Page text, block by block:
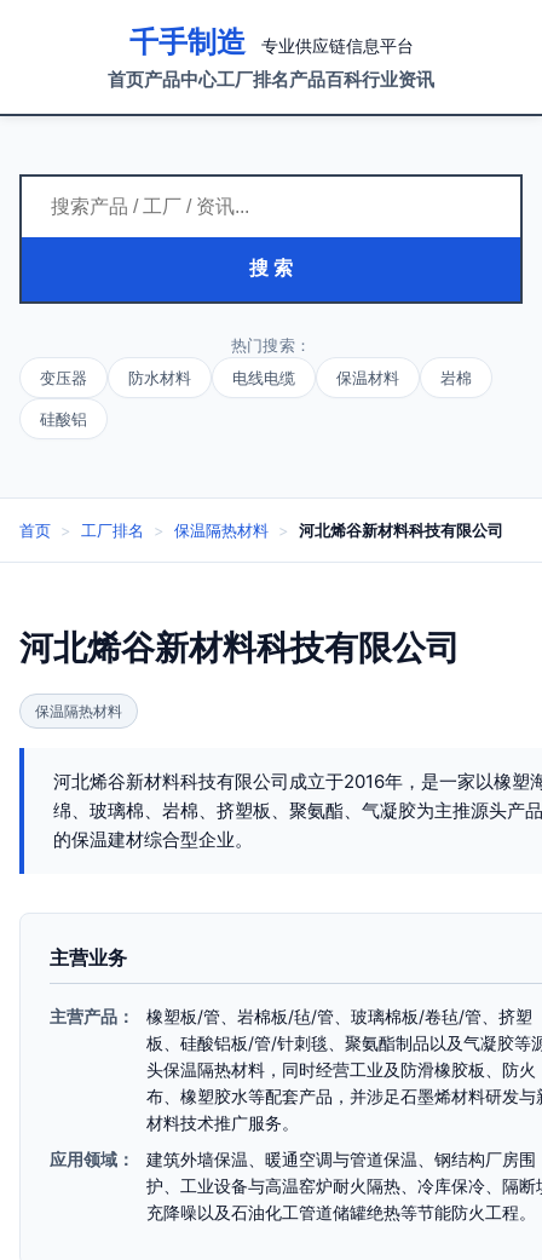
千手制造 专业供应链信息平台
首页产品中心工厂排名产品百科行业资讯
搜 索
热门搜索：
变压器
防水材料 电线电缆 保温材料 岩棉
硅酸铝
首页 > 工厂排名 > 保温隔热材料 > 河北烯谷新材料科技有限公司
河北烯谷新材料科技有限公司
保温隔热材料
河北烯谷新材料科技有限公司成立于2016年，是一家以橡塑
绵、玻璃棉、岩棉、挤塑板、聚氨酯、气凝胶为主推源头产品
的保温建材综合型企业。
主营业务
主营产品：
橡塑板/管、岩棉板/毡/管、玻璃棉板/卷毡/管、挤塑
板、硅酸铝板/管/针刺毯、聚氨酯制品以及气凝胶等
头保温隔热材料，同时经营工业及防滑橡胶板、防火
布、橡塑胶水等配套产品，并涉足石墨烯材料研发与
材料技术推广服务。
应用领域：
建筑外墙保温、暖通空调与管道保温、钢结构厂房围
护、工业设备与高温窑炉耐火隔热、冷库保冷、隔断
充降噪以及石油化工管道储罐绝热等节能防火工程。